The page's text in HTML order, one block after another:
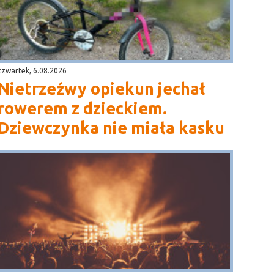
6.08.2026
opiekun jechał
z dzieckiem.
nie miała kasku